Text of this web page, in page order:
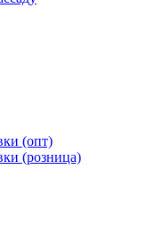
(опт)
(розница)